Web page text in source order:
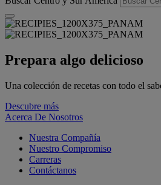
Prepara algo delicioso
Una colección de recetas con todo el
Descubre más
Acerca De Nosotros
Nuestra Compañía
Nuestro Compromiso
Carreras
Contáctanos